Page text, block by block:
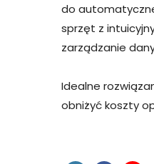
do
sprzęt z
zarządzanie
Idealne
obniżyć koszty